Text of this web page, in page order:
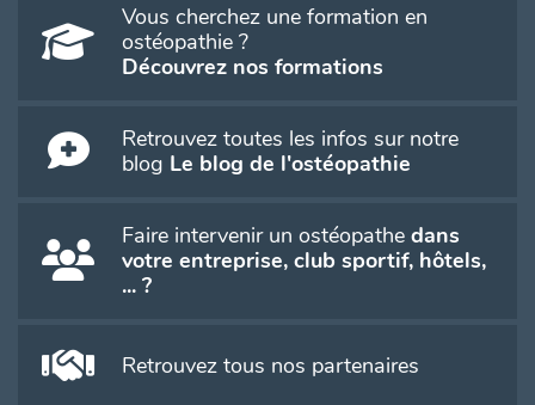
Vous cherchez une formation en
ostéopathie ?
Découvrez nos formations
Retrouvez toutes les infos sur notre
blog Le blog de l'ostéopathie
Faire intervenir un ostéopathe dans
votre entreprise, club sportif, hôtels,
... ?
Retrouvez tous nos partenaires